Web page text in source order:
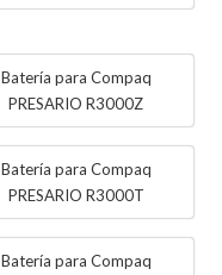
Batería para Compaq
PRESARIO R3000Z
Batería para Compaq
PRESARIO R3000T
Batería para Compaq